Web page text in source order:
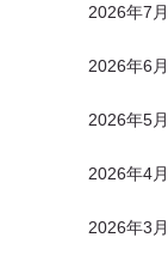
2026年7月
2026年6月
2026年5月
2026年4月
2026年3月